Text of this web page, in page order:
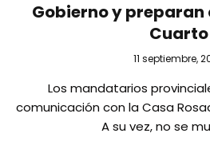
Gobierno y preparan
Cuarto
11 septiembre,
Los mandatarios
comunicación con la Casa
A su vez, no se